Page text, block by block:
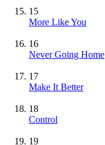
15
More Like You
16
Never Going Home
17
Make It Better
18
Control
19